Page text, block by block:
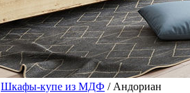
Шкафы-купе из МДФ / Андориан